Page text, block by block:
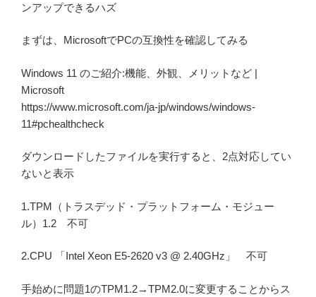
ンアップできるハズ
まずは、MicrosoftでPCの互換性を確認してみる
Windows 11 のご紹介:機能、外観、メリットなど |
Microsoft
https://www.microsoft.com/ja-jp/windows/windows-
11#pchealthcheck
ダウンロードしたファイルを実行すると、2点対応してい
ないと表示
1.TPM（トラスデッド・プラットフォーム・モジュー
ル）1.2 不可
2.CPU 「Intel Xeon E5-2620 v3 @ 2.40GHz」 不可
手始めに問題1のTPM1.2→TPM2.0に変更することからス